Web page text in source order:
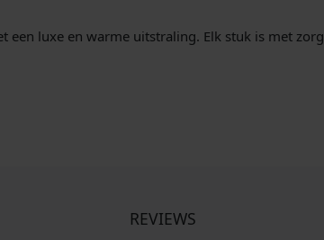
een luxe en warme uitstraling. Elk stuk is met zorg
REVIEWS